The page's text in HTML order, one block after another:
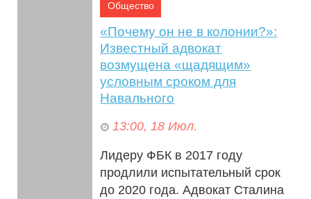
странице подозреваемо...
Общество
«Почему он не в колонии?»:
Известный адвокат
возмущена «щадящим»
условным сроком для
Навального
13:00, 18 Июл.
Лидеру ФБК в 2017 году
продлили испытательный срок
до 2020 года. Адвокат Сталина